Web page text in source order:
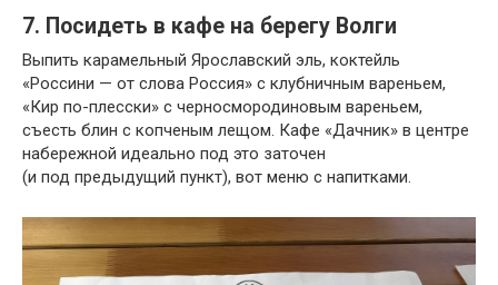
7. Посидеть в кафе на берегу Волги
Выпить карамельный Ярославский эль, коктейль
«Россини — от слова Россия» с клубничным вареньем,
«Кир по-плесски» с черносмородиновым вареньем,
съесть блин с копченым лещом. Кафе «Дачник» в центре
набережной идеально под это заточен
(и под предыдущий пункт), вот меню с напитками.